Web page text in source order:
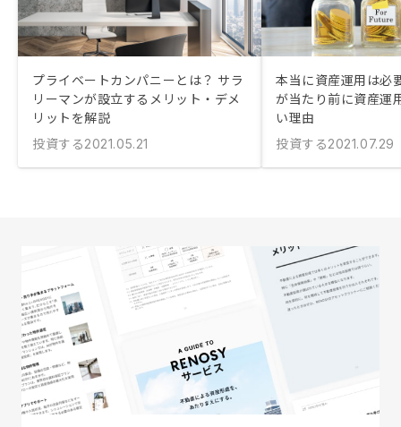
プライベートカンパニーとは？ サラ
リーマンが設立するメリット・デメ
リットを解説
投資する2021.05.21
本当に資産運用は必
が当たり前に資産運
い理由
投資する2021.07.29